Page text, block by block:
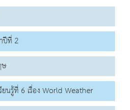
ปีที่ 2
ยนรู้ที่ 6 เรื่อง World Weather